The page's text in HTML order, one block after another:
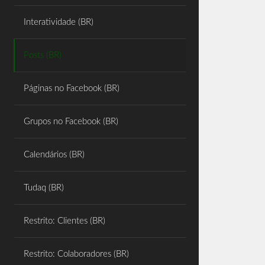
Interatividade (BR)
Posts (BR)
Páginas no Facebook (BR)
Grupos no Facebook (BR)
Calendários (BR)
Tudaq (BR)
Restrito: Clientes (BR)
Restrito: Colaboradores (BR)